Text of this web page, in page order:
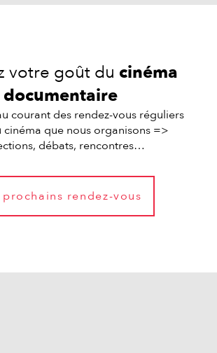
votre goût du cinéma
documentaire
courant des rendez-vous réguliers
cinéma que nous organisons =>
débats, rencontres…
prochains rendez-vous